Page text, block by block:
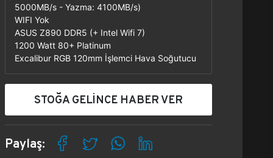
5000MB/s - Yazma: 4100MB/s)
WIFI Yok
ASUS Z890 DDR5 (+ Intel Wifi 7)
1200 Watt 80+ Platinum
Excalibur RGB 120mm İşlemci Hava Soğutucu
STOĞA GELİNCE HABER VER
Paylaş: